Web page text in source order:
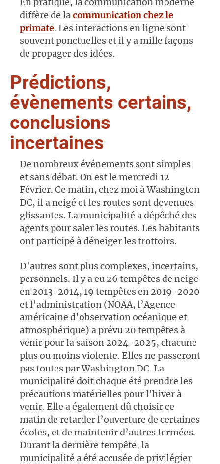
diffère de la communication chez le
primate. Les interactions en ligne sont
souvent ponctuelles et il y a mille façons
de propager des idées.
Prédictions,
évènements certains,
conclusions
incertaines
De nombreux événements sont simples
et sans débat. On est le mercredi 12
Février. Ce matin, chez moi à Washington
DC, il a neigé et les routes sont devenues
glissantes. La municipalité a dépêché des
agents pour saler les routes. Les habitants
ont participé à déneiger les trottoirs.
D’autres sont plus complexes, incertains,
personnels. Il y a eu 26 tempêtes de neige
en 2013-2014, 19 tempêtes en 2019-2020
et l’administration (NOAA, l’Agence
américaine d’observation océanique et
atmosphérique) a prévu 20 tempêtes à
venir pour la saison 2024-2025, chacune
plus ou moins violente. Elles ne passeront
pas toutes par Washington DC. La
municipalité doit chaque été prendre les
précautions matérielles pour l’hiver à
venir. Elle a également dû choisir ce
matin de retarder l’ouverture de certaines
écoles, et de maintenir d’autres fermées.
Durant la dernière tempête, la
municipalité a été accusée de privilégier